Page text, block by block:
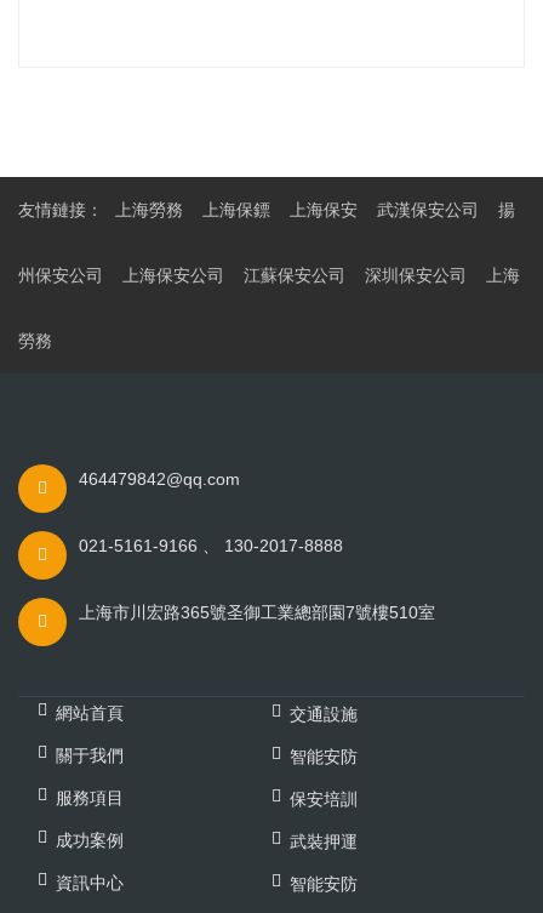
友情鏈接： 上海勞務 上海保鏢 上海保安 武漢保安公司 揚
州保安公司 上海保安公司 江蘇保安公司 深圳保安公司 上海
勞務
464479842@qq.com
021-5161-9166 、 130-2017-8888
上海市川宏路365號圣御工業總部園7號樓510室
網站首頁
關于我們
服務項目
成功案例
資訊中心
交通設施
智能安防
保安培訓
武裝押運
智能安防